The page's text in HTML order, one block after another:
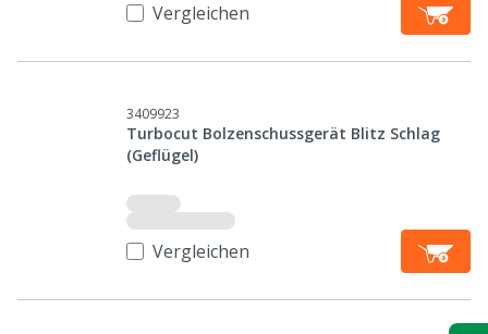
Vergleichen
3409923
Turbocut Bolzenschussgerät Blitz Schlag
(Geflügel)
Vergleichen